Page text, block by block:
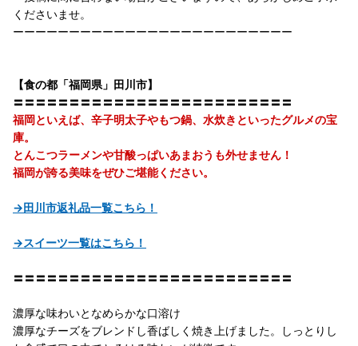
くださいませ。
ーーーーーーーーーーーーーーーーーーーーーーーーー
【食の都「福岡県」田川市】
〓〓〓〓〓〓〓〓〓〓〓〓〓〓〓〓〓〓〓〓〓〓〓〓〓
福岡といえば、辛子明太子やもつ鍋、水炊きといったグルメの宝
庫。
とんこつラーメンや甘酸っぱいあまおうも外せません！
福岡が誇る美味をぜひご堪能ください。
→田川市返礼品一覧こちら！
→スイーツ一覧はこちら！
〓〓〓〓〓〓〓〓〓〓〓〓〓〓〓〓〓〓〓〓〓〓〓〓〓
濃厚な味わいとなめらかな口溶け
濃厚なチーズをブレンドし香ばしく焼き上げました。しっとりし